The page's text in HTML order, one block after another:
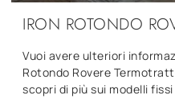
IRON ROTONDO
Vuoi avere ulteriori
Rotondo Rovere
scopri di più sui modelli fissi